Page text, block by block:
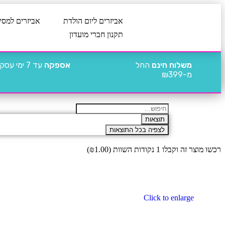
אביזרים ליום הולדת אביזרים
תקנון חברי מועדון
משלוח חינם החל
מ-₪399
אספקה עד 7 ימי עסקים
תוצאות
לצפיה בכל התוצאות
רכשו מוצר זה וקבלו 1 נקודות השוות ( ₪1.00
)
Click to enlarge